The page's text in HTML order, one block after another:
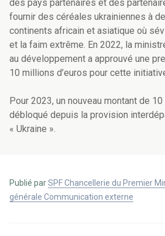
des pays partenaires et des
fournir des céréales ukrainiennes à
continents africain et asiatique où
et la faim extrême. En 2022, la
au développement a approuvé une
10 millions d’euros pour cette
Pour 2023, un nouveau montant de
débloqué depuis la provision
« Ukraine ».
Publié parSPF Chancellerie du Premier
générale Communication externe